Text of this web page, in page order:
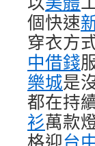
個快速
穿衣方
中借錢
樂城是
都在持
衫萬款
格迎台